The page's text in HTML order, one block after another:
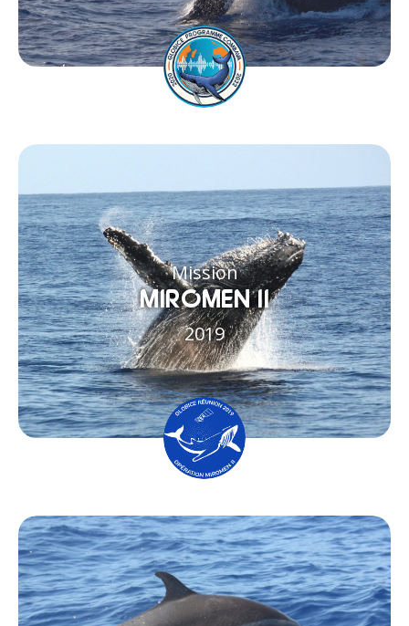
Mission
MIROMEN II
2019